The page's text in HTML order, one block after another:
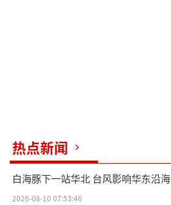
热点新闻
白海豚下一站华北 台风影响华东沿海
2026-08-10 07:53:46